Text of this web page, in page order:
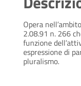
Opera
2.08.91 n. 266
funzione
espressione di
pluralismo.